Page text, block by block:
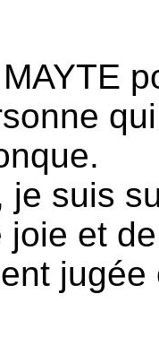
je suis
joie et
jugée